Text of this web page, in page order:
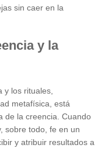
sin caer en la
y la
y los rituales,
metafísica, está
de la creencia. Cuando
sobre todo, fe en un
y atribuir resultados a